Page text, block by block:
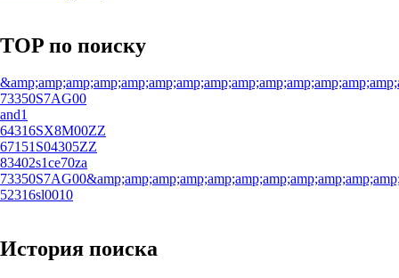
TOP по поиску
73350S7AG00
and1
64316SX8M00ZZ
67151S04305ZZ
83402s1ce70za
52316sl0010
История поиска